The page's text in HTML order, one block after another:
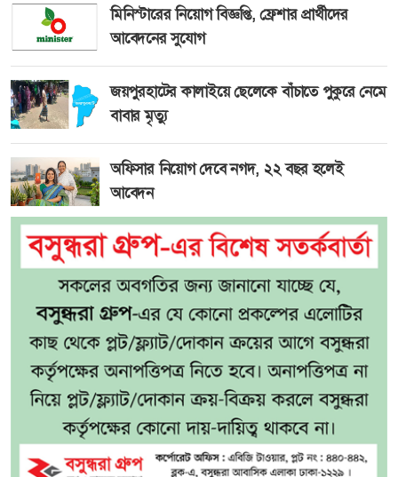
মিনিস্টারের নিয়োগ বিজ্ঞপ্তি, ফ্রেশার প্রার্থীদের
আবেদনের সুযোগ
জয়পুরহাটের কালাইয়ে ছেলেকে বাঁচাতে পুকুরে নেমে
বাবার মৃত্যু
অফিসার নিয়োগ দেবে নগদ, ২২ বছর হলেই
আবেদন